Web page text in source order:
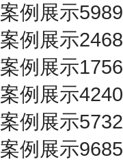
案例展示5989
案例展示2468
案例展示1756
案例展示4240
案例展示5732
案例展示9685